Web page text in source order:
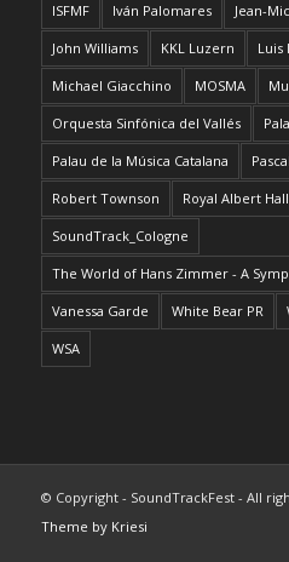
ISFMF Iván Palomares Jean-
John Williams KKL Luzern Luis
Michael Giacchino MOSMA
Orquesta Sinfónica del Vallés
Palau de la Música Catalana
Robert Townson Royal Albert Hall
SoundTrack_Cologne
The World of Hans Zimmer - A
Vanessa Garde White Bear PR
WSA
© Copyright - SoundTrackFest - All
Theme by Kriesi